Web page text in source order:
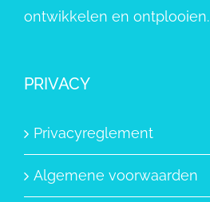
ontwikkelen en ontplooien.
PRIVACY
Privacyreglement
Algemene voorwaarden